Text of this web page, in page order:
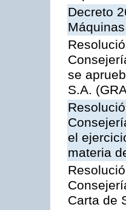
Decreto
se
S.A.
el
materia
Carta de